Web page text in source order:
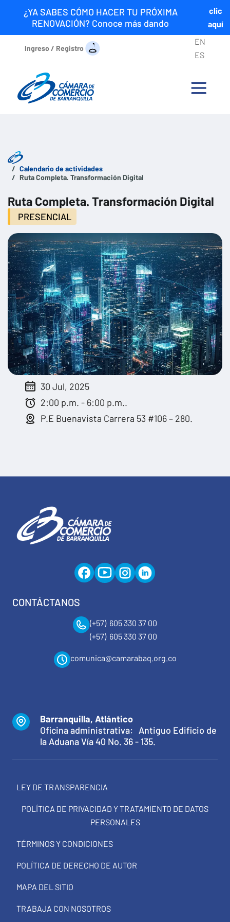
¿YA SABES CÓMO HACER TU PRÓXIMA
RENOVACIÓN? Conoce más dando
clic
aquí
Ingreso / Registro
EN
ES
Calendario de actividades
Ruta Completa. Transformación Digital
Ruta Completa. Transformación Digital
PRESENCIAL
30 Jul, 2025
2:00 p.m. - 6:00 p.m..
P.E Buenavista Carrera 53 #106 – 280.
CONTÁCTANOS
(+57) 605 330 37 00
(+57) 605 330 37 00
comunica@camarabaq.org.co
Barranquilla, Atlántico
Oficina administrativa: Antiguo Edificio de
la Aduana Vía 40 No. 36 - 135.
LEY DE TRANSPARENCIA
POLÍTICA DE PRIVACIDAD Y TRATAMIENTO DE DATOS
PERSONALES
TÉRMINOS Y CONDICIONES
POLÍTICA DE DERECHO DE AUTOR
MAPA DEL SITIO
TRABAJA CON NOSOTROS